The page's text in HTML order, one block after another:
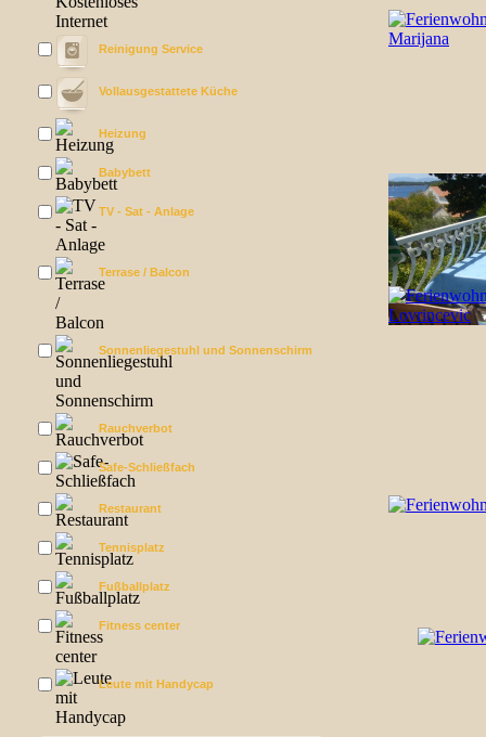
Reinigung Service
Vollausgestattete Küche
Heizung
Babybett
TV - Sat - Anlage
Terrase / Balcon
Sonnenliegestuhl und Sonnenschirm
Rauchverbot
Safe-Schließfach
Restaurant
Tennisplatz
Fußballplatz
Fitness center
Leute mit Handycap